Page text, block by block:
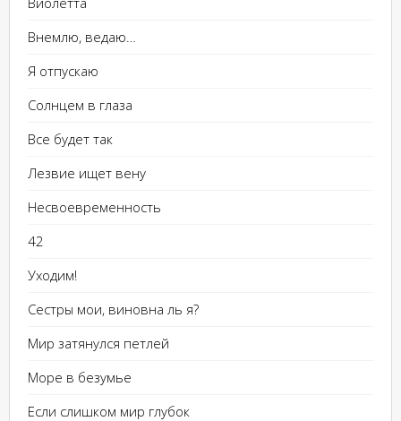
Внемлю, ведаю…
Я отпускаю
Солнцем в глаза
Все будет так
Лезвие ищет вену
Несвоевременность
42
Уходим!
Сестры мои, виновна ль я?
Мир затянулся петлей
Море в безумье
Если слишком мир глубок